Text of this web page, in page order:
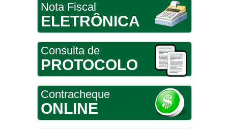
Nota Fiscal
ELETRÔNICA
Consulta de
PROTOCOLO
Contracheque
ONLINE